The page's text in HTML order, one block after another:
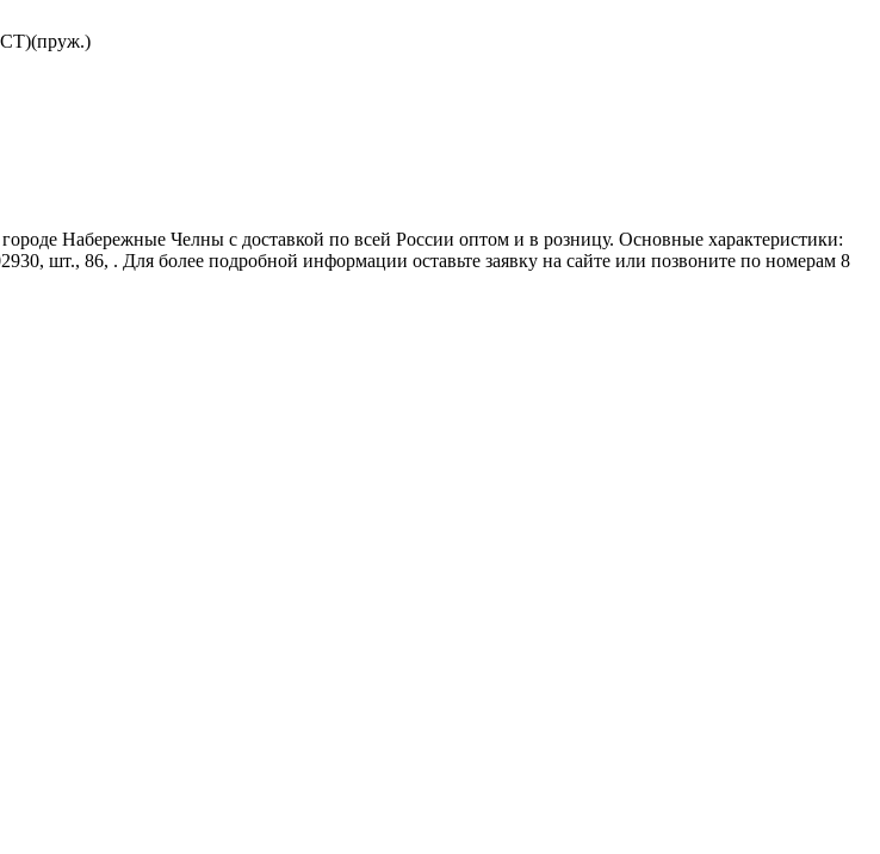
Набережные Челны с доставкой по всей России оптом и в розницу. Основные характеристики:
86, . Для более подробной информации оставьте заявку на сайте или позвоните по номерам 8